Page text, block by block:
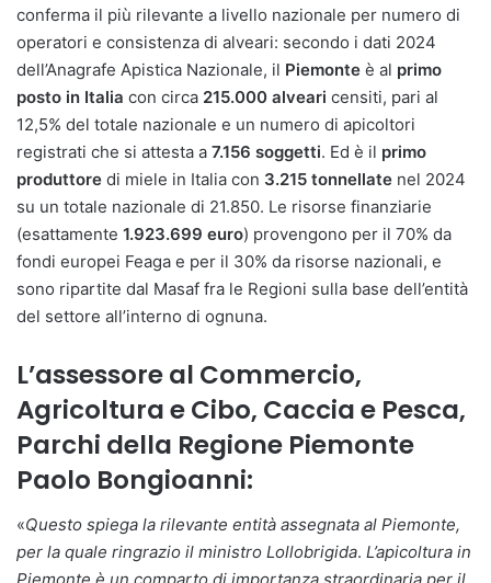
conferma il più rilevante a livello nazionale per numero di
operatori e consistenza di alveari: secondo i dati 2024
dell’Anagrafe Apistica Nazionale, il Piemonte è al primo
posto in Italia con circa 215.000 alveari censiti, pari al
12,5% del totale nazionale e un numero di apicoltori
registrati che si attesta a 7.156 soggetti. Ed è il primo
produttore di miele in Italia con 3.215 tonnellate nel 2024
su un totale nazionale di 21.850. Le risorse finanziarie
(esattamente 1.923.699 euro) provengono per il 70% da
fondi europei Feaga e per il 30% da risorse nazionali, e
sono ripartite dal Masaf fra le Regioni sulla base dell’entità
del settore all’interno di ognuna.
L’assessore al Commercio,
Agricoltura e Cibo, Caccia e Pesca,
Parchi della Regione Piemonte
Paolo Bongioanni:
«Questo spiega la rilevante entità assegnata al Piemonte,
per la quale ringrazio il ministro Lollobrigida. L’apicoltura in